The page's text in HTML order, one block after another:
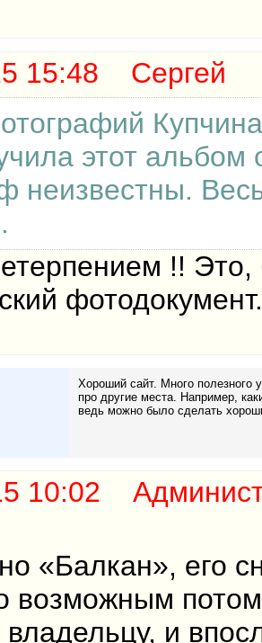
15:48 Сергей
этот альбом
неизвестны.
!! Это,
фотодокумент.
Хороший сайт. Много полезного
про другие места. Например,
ведь можно было сделать
10:02
«Балкан», его
возможным
владельцу, и